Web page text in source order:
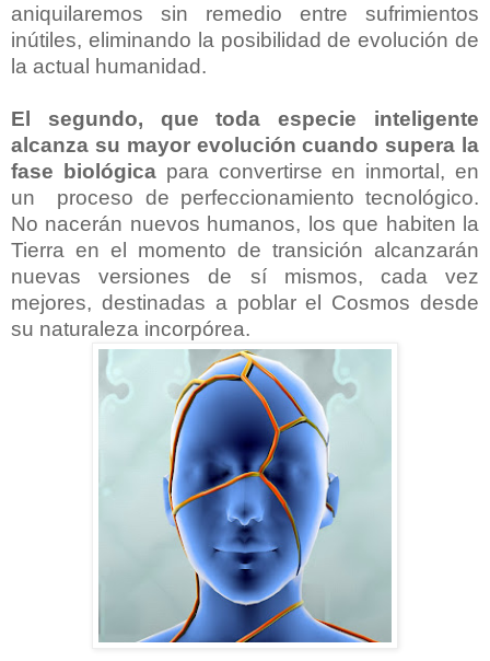
aniquilaremos sin remedio entre sufrimientos
inútiles, eliminando la posibilidad de evolución de
la actual humanidad.
El segundo, que toda especie inteligente
alcanza su mayor evolución cuando supera la
fase biológicapara convertirse en inmortal, en
un proceso de perfeccionamiento tecnológico.
No nacerán nuevos humanos, los que habiten la
Tierra en el momento de transición alcanzarán
nuevas versiones de sí mismos, cada vez
mejores, destinadas a poblar el Cosmos desde
su naturaleza incorpórea.